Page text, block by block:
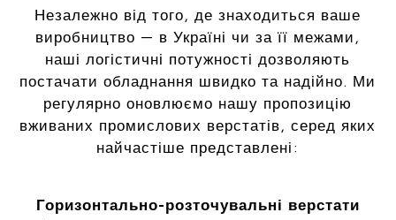
Незалежно від того, де знаходиться ваше
виробництво — в Україні чи за її межами,
наші логістичні потужності дозволяють
постачати обладнання швидко та надійно. Ми
регулярно оновлюємо нашу пропозицію
вживаних промислових верстатів, серед яких
найчастіше представлені:
Горизонтально-розточувальні верстати